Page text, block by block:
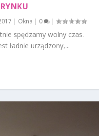
| Okna | 0 |
spędzamy wolny czas.
ładnie urządzony,...